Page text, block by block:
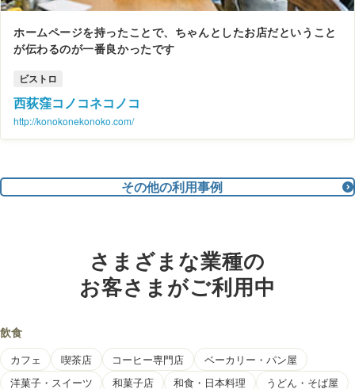
ホームページを持ったことで、ちゃんとしたお店だということ
が伝わるのが一番良かったです
ビストロ
西荻窪コノコネコノコ
http://konokonekonoko.com/
その他の利用事例
さまざまな業種の
お客さまがご利用中
飲食
カフェ 喫茶店 コーヒー専門店
ベーカリー・パン屋
洋菓子・スイーツ
和菓子店 和食・日本料理
うどん・そば屋